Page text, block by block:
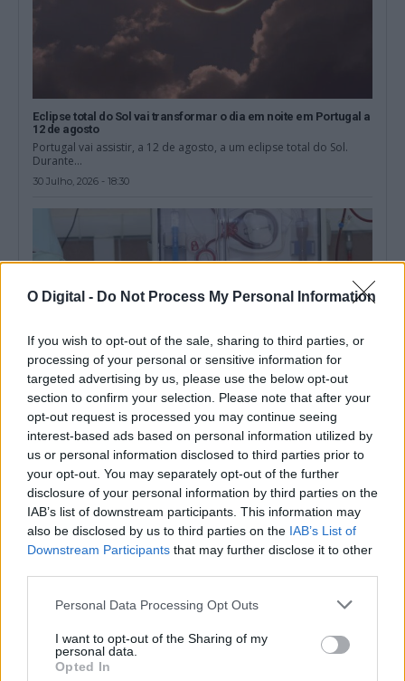
O Digital - Do Not Process My Personal Information
If you wish to opt-out of the sale, sharing to third parties, or
processing of your personal or sensitive information for
targeted advertising by us, please use the below opt-out
section to confirm your selection. Please note that after your
opt-out request is processed you may continue seeing
interest-based ads based on personal information utilized by
us or personal information disclosed to third parties prior to
your opt-out. You may separately opt-out of the further
disclosure of your personal information by third parties on the
IAB’s list of downstream participants. This information may
also be disclosed by us to third parties on the IAB’s List of
Downstream Participants that may further disclose it to other
Personal Data Processing Opt Outs
I want to opt-out of the Sharing of my
personal data.
Opted In
Eclipse total do Sol vai transformar o dia em noite em Portugal a
12 de agosto
Portugal vai assistir, a 12 de agosto, a um eclipse total do Sol.
Durante...
30 Julho, 2026 - 18:30
Associação aponta que falta de profissionais limita
hemodiálise no Alentejo e leva doentes a cancelar férias
A falta de profissionais de saúde especializados está a reduzir a
capacidade de resposta...
30 Julho, 2026 - 16:00